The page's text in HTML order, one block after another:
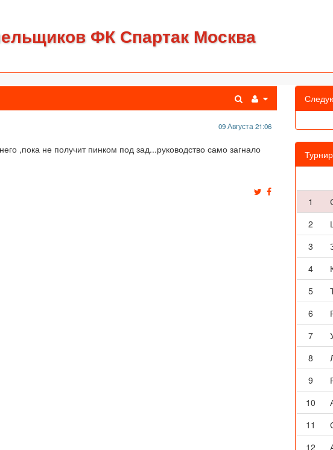
ФК Спартак Москва
09 Августа 21:06
,пока не получит пинком под зад...руководство само загнало
1
2
3
4
5
6
7
8
9
10
11
12